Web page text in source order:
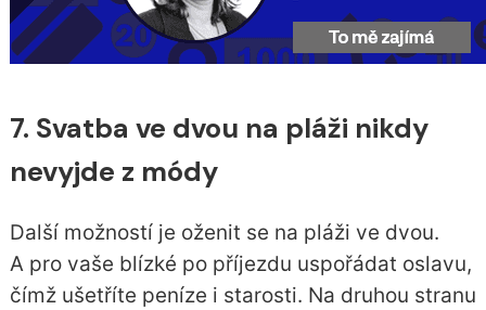
7. Svatba ve dvou na pláži nikdy
nevyjde z módy
Další možností je oženit se na pláži ve dvou.
A pro vaše blízké po příjezdu uspořádat oslavu,
čímž ušetříte peníze i starosti. Na druhou stranu